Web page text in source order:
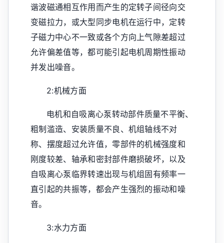
谐波磁通相互作用而产生的定转子间径向交
变磁拉力，或大型同步电机在运行中，定转
子磁力中心不一致或各个方向上气隙差超过
允许偏差值等，都可能引起电机周期性振动
并发出噪音。
2:机械方面
电机和自吸离心泵转动部件质量不平衡、
粗制滥造、安装质量不良、机组轴线不对
称、摆度超过允许值，零部件的机械强度和
刚度较差、轴承和密封部件磨损破坏，以及
自吸离心泵临界转速出现与机组固有频率一
直引起的共振等，都会产生强烈的振动和噪
音。
3:水力方面